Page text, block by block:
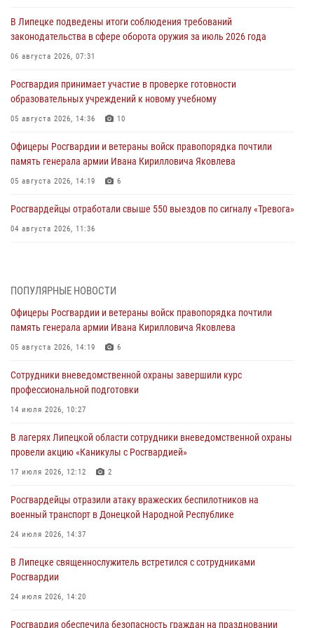
В Липецке подведены итоги соблюдения требований
законодательства в сфере оборота оружия за июль 2026 года
06 августа 2026, 07:31
Росгвардия принимает участие в проверке готовности
образовательных учреждений к новому учебному
05 августа 2026, 14:36 10
Офицеры Росгвардии и ветераны войск правопорядка почтили
память генерала армии Ивана Кирилловича Яковлева
05 августа 2026, 14:19 6
Росгвардейцы отработали свыше 550 выездов по сигналу «Тревога»
04 августа 2026, 11:36
04 августа 2026, 09:05
Росгвардия обеспечила безопасность граждан на праздновании
Дня ВДВ в Липецке
03 августа 2026, 13:43
Росгвардейцы обеспечили безопасность граждан в День Лев-
Толстовского района
03 августа 2026, 13:41
Росгвардия противодействует БПЛА ВСУ на южном направлении
(видео)
03 августа 2026, 13:39
ПОПУЛЯРНЫЕ НОВОСТИ
Офицеры Росгвардии и ветераны войск правопорядка почтили
память генерала армии Ивана Кирилловича Яковлева
05 августа 2026, 14:19 6
Сотрудники вневедомственной охраны завершили курс
профессиональной подготовки
14 июля 2026, 10:27
В лагерях Липецкой области сотрудники вневедомственной охраны
провели акцию «Каникулы с Росгвардией»
17 июля 2026, 12:12 2
Росгвардейцы отразили атаку вражеских беспилотников на
военный транспорт в Донецкой Народной Республике
24 июля 2026, 14:37
В Липецке священнослужитель встретился с сотрудниками
Росгвардии
24 июля 2026, 14:20
Росгвардия обеспечила безопасность граждан на праздновании